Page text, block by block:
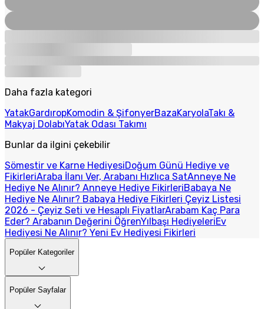
Daha fazla kategori
YatakGardıropKomodin & ŞifonyerBazaKaryolaTakı &
Makyaj DolabıYatak Odası Takımı
Bunlar da ilgini çekebilir
Sömestir ve Karne HediyesiDoğum Günü Hediye ve
FikirleriAraba İlanı Ver, Arabanı Hızlıca SatAnneye Ne
Hediye Ne Alınır? Anneye Hediye FikirleriBabaya Ne
Hediye Ne Alınır? Babaya Hediye Fikirleri Çeyiz Listesi
2026 - Çeyiz Seti ve Hesaplı FiyatlarArabam Kaç Para
Eder? Arabanın Değerini ÖğrenYılbaşı HediyeleriEv
Hediyesi Ne Alınır? Yeni Ev Hediyesi Fikirleri
Popüler Kategoriler
Popüler Sayfalar